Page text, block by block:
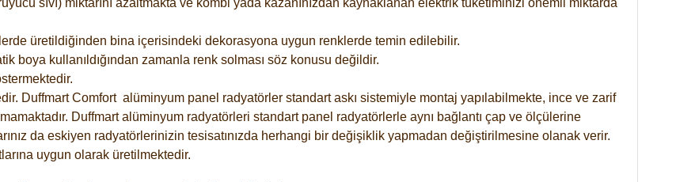
sıvı) miktarını azaltmakta ve kombi yada kazanınızdan kaynaklanan elektrik tüketiminizi önemli miktarda
üretildiğinden bina içerisindeki dekorasyona uygun renklerde temin edilebilir.
boya kullanıldığından zamanla renk solması söz konusu değildir.
DuffmartComfort alüminyum panel radyatörler standart askı sistemiyle montaj yapılabilmekte, ince ve zarif
Duffmart alüminyum radyatörleri standart panel radyatörlerle aynı bağlantı çap ve ölçülerine
da eskiyen radyatörlerinizin tesisatınızda herhangi bir değişiklik yapmadan değiştirilmesine olanak verir.
uygun olarak üretilmektedir.